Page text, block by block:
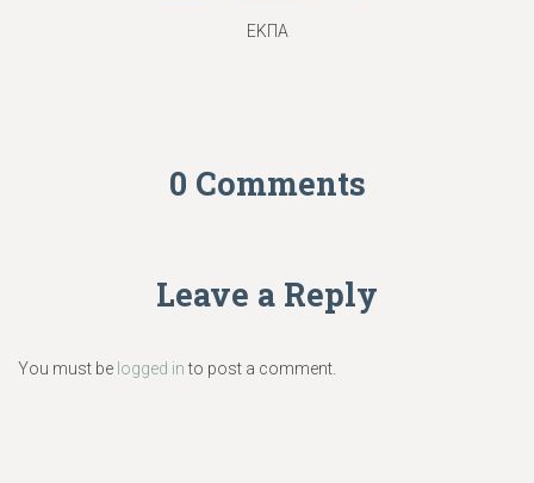
ΕΚΠΑ
0 Comments
Leave a Reply
You must be logged into post a comment.